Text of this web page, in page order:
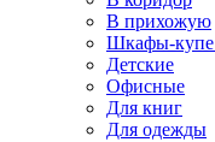
В прихожую
Шкафы-купе
Детские
Офисные
Для книг
Для одежды